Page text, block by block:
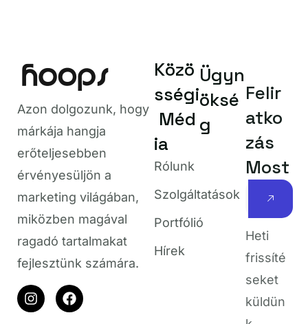
Azon dolgozunk, hogy
márkája hangja
erőteljesebben
érvényesüljön a
marketing világában,
miközben magával
ragadó tartalmakat
fejlesztünk számára.
Közö
sségi
Méd
ia
Rólunk
Szolgáltatások
Portfólió
Hírek
Ügyn
öksé
g
atko
zás
Most
Heti
frissíté
seket
küldün
k